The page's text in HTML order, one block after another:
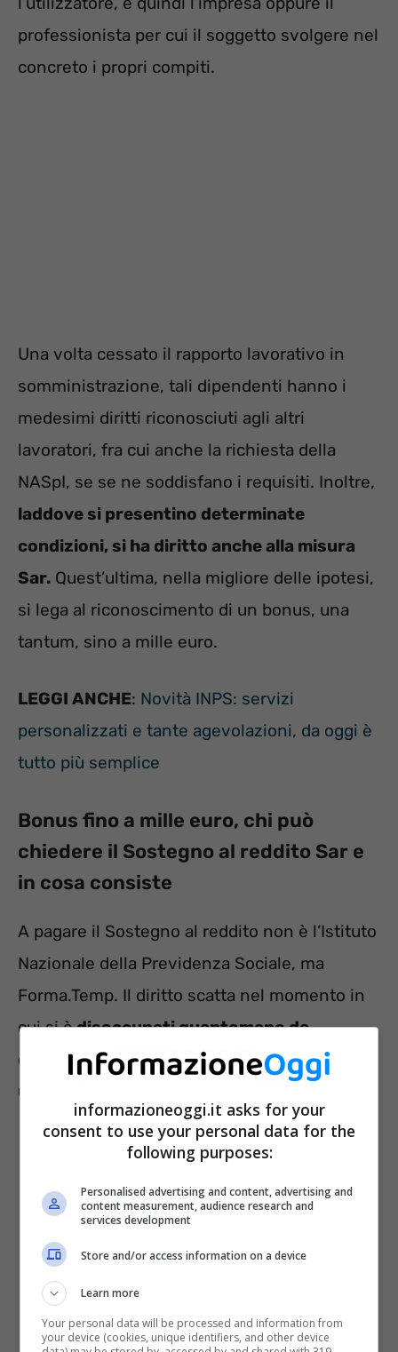
professionista per cui il soggetto svolgere nel
concreto i propri compiti.
Una volta cessato il rapporto lavorativo in
somministrazione, tali dipendenti hanno i
medesimi diritti riconosciuti agli altri
lavoratori, fra cui anche la richiesta della
NASpI, se se ne soddisfano i requisiti. Inoltre,
laddove si presentino determinate
condizioni, si ha diritto anche alla misura
Sar. Quest’ultima, nella migliore delle ipotesi,
si lega al riconoscimento di un bonus, una
tantum, sino a mille euro.
LEGGI ANCHE: Novità INPS: servizi
personalizzati e tante agevolazioni, da oggi è
tutto più semplice
Bonus fino a mille euro, chi può
chiedere il Sostegno al reddito Sar e
in cosa consiste
A pagare il Sostegno al reddito non è l’Istituto
Nazionale della Previdenza Sociale, ma
Forma.Temp. Il diritto scatta nel momento in
cui si èdisoccupati quantomeno da
quarantacinque giorni e se ci si ritrova in
una delle condizioni previste.
informazioneoggi.it asks for your
consent to use your personal data for the
following purposes:
Personalised advertising and content, advertising and
content measurement, audience research and
services development
Store and/or access information on a device
Learn more
Your personal data will be processed and information from
your device (cookies, unique identifiers, and other device